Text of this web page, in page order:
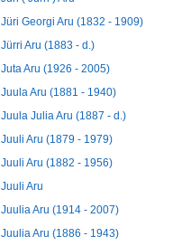
Jüri Georgi Aru (1832 - 1909)
Jürri Aru (1883 - d.)
Juta Aru (1926 - 2005)
Juula Aru (1881 - 1940)
Juula Julia Aru (1887 - d.)
Juuli Aru (1879 - 1979)
Juuli Aru (1882 - 1956)
Juuli Aru
Juulia Aru (1914 - 2007)
Juulia Aru (1886 - 1943)